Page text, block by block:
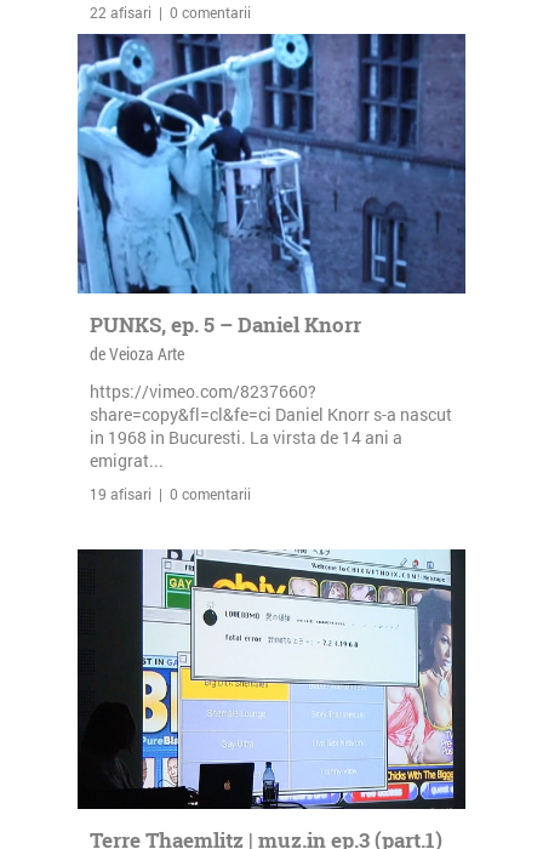
22 afisari | 0 comentarii
PUNKS, ep. 5 – Daniel Knorr
de Veioza Arte
https://vimeo.com/8237660?
share=copy&fl=cl&fe=ci Daniel Knorr s-a nascut
in 1968 in Bucuresti. La virsta de 14 ani a
emigrat...
19 afisari | 0 comentarii
Terre Thaemlitz | muz.in ep.3 (part.1)